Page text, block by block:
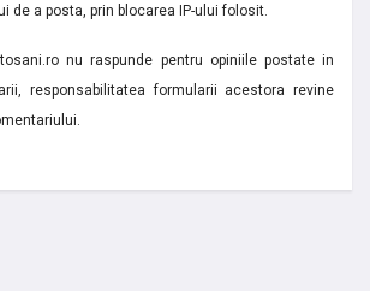
de a posta, prin blocarea IP-ului folosit.
nu raspunde pentru opiniile postate in
responsabilitatea formularii acestora revine